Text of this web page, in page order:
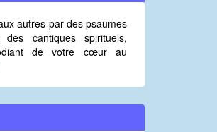
autres par des psaumes
cantiques spirituels,
de votre cœur au